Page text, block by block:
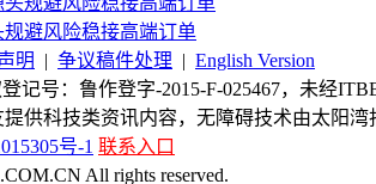
避风险稳接高端订单
明 | 争议稿件处理 | English Version
记号：鲁作登字-2015-F-025467，未经
供科技类资讯内容，无障碍技术由太阳
号-1 联系入口
All rights reserved.